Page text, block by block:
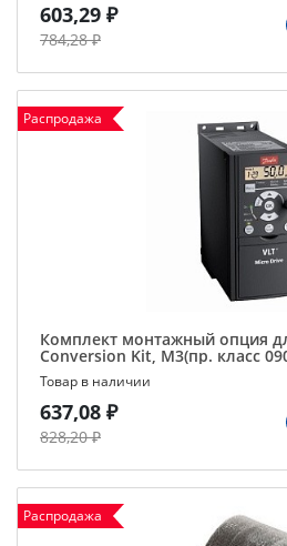
603,29 ₽
784,28 ₽
Распродажа
Комплект монтажный опция
Conversion Kit, M3(пр. класс
Товар в наличии
637,08 ₽
828,20 ₽
Распродажа